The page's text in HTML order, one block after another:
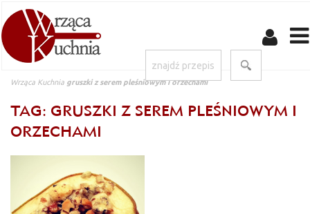
Wrząca Kuchnia gruszki z serem pleśniowym i orzechami
TAG: GRUSZKI Z SEREM PLEŚNIOWYM I
ORZECHAMI